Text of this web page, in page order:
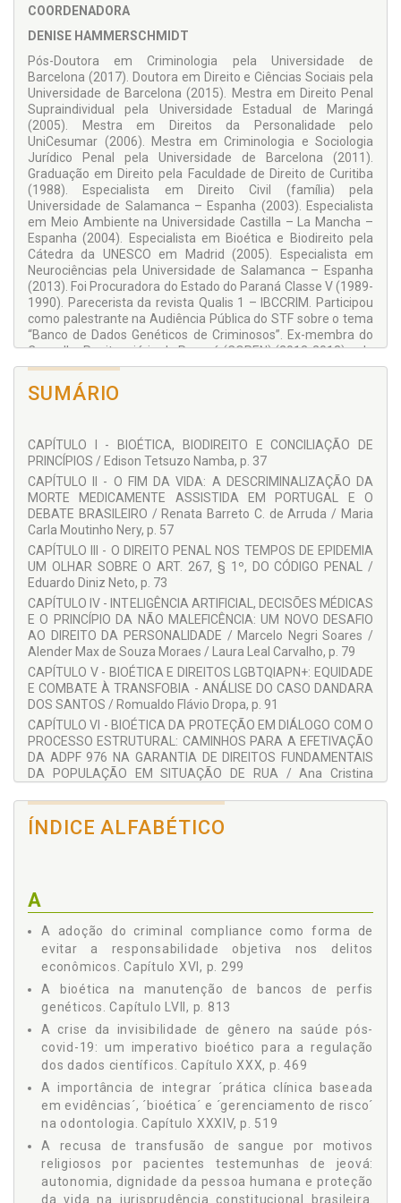
EMERJ.
COORDENADORA
DENISE HAMMERSCHMIDT
Pós-Doutora em Criminologia pela Universidade de
Barcelona (2017). Doutora em Direito e Ciências Sociais pela
Universidade de Barcelona (2015). Mestra em Direito Penal
Supraindividual pela Universidade Estadual de Maringá
(2005). Mestra em Direitos da Personalidade pelo
UniCesumar (2006). Mestra em Criminologia e Sociologia
Jurídico Penal pela Universidade de Barcelona (2011).
Graduação em Direito pela Faculdade de Direito de Curitiba
(1988). Especialista em Direito Civil (família) pela
Universidade de Salamanca – Espanha (2003). Especialista
em Meio Ambiente na Universidade Castilla – La Mancha –
Espanha (2004). Especialista em Bioética e Biodireito pela
Cátedra da UNESCO em Madrid (2005). Especialista em
Neurociências pela Universidade de Salamanca – Espanha
(2013). Foi Procuradora do Estado do Paraná Classe V (1989-
1990). Parecerista da revista Qualis 1 – IBCCRIM. Participou
como palestrante na Audiência Pública do STF sobre o tema
“Banco de Dados Genéticos de Criminosos”. Ex-membra do
Conselho Penitenciário do Paraná (COPEN) (2012-2013) e do
Fundo Penitenciário do Estado do Paraná (FUPEN) (2012-
2013). Professora Visitante do Programa de Mestrado e
Doutorado da Universidade Norte Pioneiro (UENP). Membra
americano de Juízes (UIJ). Atualmente é Desembargadora
Substituta do Tribunal de Justiça do Estado do Paraná.
ORCID:http://orcid.org/0000-0002-1900-1666.
COLABORADORES:
Adriana Benini
Adriane Garcel Chueire Calixto
Alender Max de Souza Moraes
Alice Freitas de Oliveira Evangelista
Américo Ribeiro Magro
Ana Bárbara Barbuda Ferreira Motta
Ana Beatriz Angelis Pires
Ana Carolina Cadena Santos
Ana Carolina E. dos Santos Guedes de Castro
Ana Claudia Brandão de Barros Correia
Ana Conceição Barbuda Sanches Guimarães Ferreira
Ana Cristina Cremonezi
Ana Lucia Munhoz de Oliveira
Andrey dos Santos Correia
Angélica Ferreira Rosa
Antonio Carlos Choma
Antonio Evangelista de Souza Netto
Astrid Maranhão de Carvalho Ruthes
Augusto de Lima Camargo
Barbara Lucia Tiradentes de Souza
Bruno Falci Amaral
Bruno Zanoni Cury
Camila Henning Salmoria
Carlos Eduardo da Silva Camillo
Cassia Pimenta Meneguce
SUMÁRIO
CAPÍTULO I - BIOÉTICA, BIODIREITO E CONCILIAÇÃO DE
PRINCÍPIOS / Edison Tetsuzo Namba, p. 37
CAPÍTULO II - O FIM DA VIDA: A DESCRIMINALIZAÇÃO DA
MORTE MEDICAMENTE ASSISTIDA EM PORTUGAL E O
DEBATE BRASILEIRO / Renata Barreto C. de Arruda / Maria
Carla Moutinho Nery, p. 57
CAPÍTULO III - O DIREITO PENAL NOS TEMPOS DE EPIDEMIA
UM OLHAR SOBRE O ART. 267, § 1º, DO CÓDIGO PENAL /
Eduardo Diniz Neto, p. 73
CAPÍTULO IV - INTELIGÊNCIA ARTIFICIAL, DECISÕES MÉDICAS
E O PRINCÍPIO DA NÃO MALEFICÊNCIA: UM NOVO DESAFIO
AO DIREITO DA PERSONALIDADE / Marcelo Negri Soares /
Alender Max de Souza Moraes / Laura Leal Carvalho, p. 79
CAPÍTULO V - BIOÉTICA E DIREITOS LGBTQIAPN+: EQUIDADE
E COMBATE À TRANSFOBIA - ANÁLISE DO CASO DANDARA
DOS SANTOS / Romualdo Flávio Dropa, p. 91
CAPÍTULO VI - BIOÉTICA DA PROTEÇÃO EM DIÁLOGO COM O
PROCESSO ESTRUTURAL: CAMINHOS PARA A EFETIVAÇÃO
DA ADPF 976 NA GARANTIA DE DIREITOS FUNDAMENTAIS
DA POPULAÇÃO EM SITUAÇÃO DE RUA / Ana Cristina
CARCERÁRIA: SUPERLOTAÇÃO E O ESTADO DE COISAS
CONSTITUCIONAIS NO ESTADO DEMOCRÁTICO DE DIREITO /
Givanildo Nogueira Constantinov, p. 139
CAPÍTULO IX - PROJETO GENOMA HUMANO E
MANIPULAÇÃO GENÉTICA: HISTÓRIA, APLICAÇÕES E
ANÁLISE INTERDISCIPLINAR PELA MEDICINA, DIREITO E
BIOÉTICA / Suellen Cristina Figueiredo / Hellen Cristina
Figueiredo / Flávia Jeanne Ferrari / Antonio Evangelista de
Souza Netto, p. 161
CAPÍTULO X - REVOLUÇÃO BIOTECNOLÓGICA E CONSUMO:
REFLEXÃO SOBRE A MERCANTILIZAÇÃO DO CORPO
HUMANO / Luciana Carneiro de Lara, p. 173
CAPÍTULO XI - COMPLIANCE, LGPD E COMITÊS DE BIOÉTICA
HOSPITALAR NA ERA DA INTELIGÊNCIA ARTIFICIAL: ANÁLISE
JURÍDICO-ADMINISTRATIVA À LUZ DA GOVERNANÇA /
Lincoln Vieira Magalhães, p. 189
CAPÍTULO XII - A TEORIA DO CUIDADO E DA DIGNIDADE
HUMANA ATIVA COMO VALOR JURÍDICO NATURAL E
BIOÉTICO DO SISTEMA DE JUSTIÇA OPERATIVA / Fabian
ÍNDICE ALFABÉTICO
A
A adoção do criminal compliance como forma de
evitar a responsabilidade objetiva nos delitos
econômicos. Capítulo XVI, p. 299
A bioética na manutenção de bancos de perfis
genéticos. Capítulo LVII, p. 813
A crise da invisibilidade de gênero na saúde pós-
covid-19: um imperativo bioético para a regulação
dos dados científicos. Capítulo XXX, p. 469
A importância de integrar ´prática clínica baseada
em evidências´, ´bioética´ e ´gerenciamento de risco´
na odontologia. Capítulo XXXIV, p. 519
A recusa de transfusão de sangue por motivos
religiosos por pacientes testemunhas de jeová:
autonomia, dignidade da pessoa humana e proteção
da vida na jurisprudência constitucional brasileira.